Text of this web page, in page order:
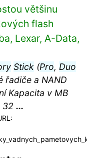
většinu
flash
Lexar, A-Data,
Stick(Pro, Duo
řadiče a NAND
Kapacita v MB
32 ...